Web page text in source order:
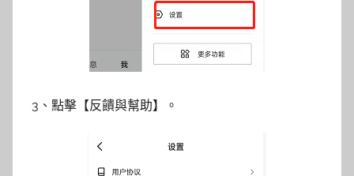
3、點擊【反饋與幫助】。